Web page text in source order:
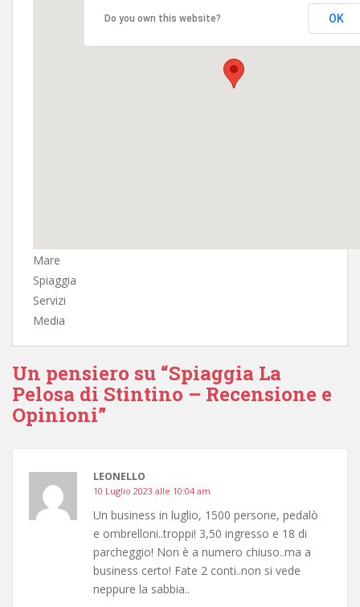
Do you own this website? OK
Mare
Spiaggia
Servizi
Media
Un pensiero su “Spiaggia La
Pelosa di Stintino – Recensione e
Opinioni”
LEONELLO
10 Luglio 2023 alle 10:04 am
Un business in luglio, 1500 persone, pedalò
e ombrelloni..troppi! 3,50 ingresso e 18 di
parcheggio! Non è a numero chiuso..ma a
business certo! Fate 2 conti..non si vede
neppure la sabbia..